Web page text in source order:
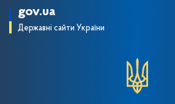
gov.ua
Державні сайти України